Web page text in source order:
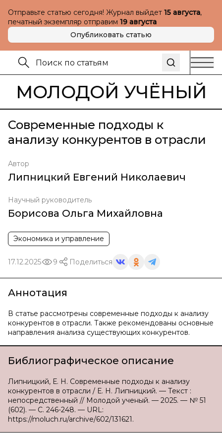
Отправьте статью сегодня! Журнал выйдет 15 августа,
печатный экземпляр отправим 19 августа
Опубликовать статью
МОЛОДОЙ УЧЁНЫЙ
Современные подходы к
анализу конкурентов в отрасли
Автор
Липницкий Евгений Николаевич
Научный руководитель
Борисова Ольга Михайловна
Экономика и управление
17.12.2025 9 Поделиться
Аннотация
В статье рассмотрены современные подходы к анализу
конкурентов в отрасли. Также рекомендованы основные
направления анализа существующих конкурентов.
Библиографическое описание
Липницкий, Е. Н. Современные подходы к анализу
конкурентов в отрасли / Е. Н. Липницкий. — Текст :
непосредственный // Молодой ученый. — 2025. — № 51
(602). — С. 246-248. — URL:
https://moluch.ru/archive/602/131621.